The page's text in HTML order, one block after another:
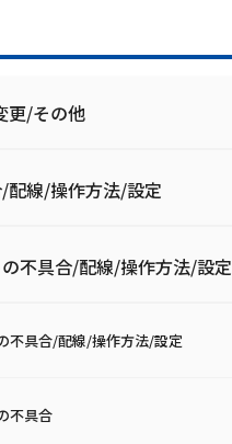
用について
更/その他
配線/操作方法/設定
不具合/配線/操作方法/設定
不具合/配線/操作方法/設定
不具合